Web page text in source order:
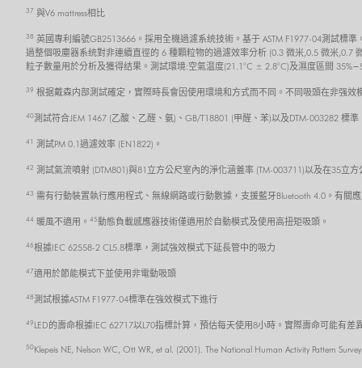
37 與V6 mattress相比
38 英國專利編號GB2513666。採用全機過濾系统技術。基于 ASTM F1977-04測試
過整個吸塵器系统對非連續直徑的 6 種顆粒物的過濾效率分析 (0.3 微米,0.5 微米
粒子數量用於分析及獲得结果。測試環境:空氣温度(21.1°C ± 2.8°C)及濕度區間
39 根据戴森内部測試確定，實際時長會因使用環境和方式而不同。不同吸頭在非强
40測試符合JEM 1467 (乙酸、乙醛、氨)、GB/T18801 (甲醛、苯)以及DTM-003282 標
41 測試PM 0.1過濾效率 (EN1822)。
42 測試氣流噴射 (DTM801)與81立方公尺室內的淨化涵蓋率 (TM-003711)以及在35立
43 需有行動裝置執行應用程式、無線網路或行動數據，支援藍牙Bluetooth 4.0。有關
44 暖風不適用。 45動態負載感應器技術僅適用於自動模式及使用高扭矩吸頭。
46根據IEC 62558-2 CL5.8標準，測試強效模式下延長管中的吸力
47適用於節能模式下並使用非電動吸頭
48 測試根據ASTM F1977-04標準在強效模式下進行
49 LED的壽命根據IEC 62717以L70指標計算，預估每天使用8小時。實際壽命可能有差
50Klepeis NE, Nelson WC, Ott WR, et al. (2001). The National Human Activity Pattern